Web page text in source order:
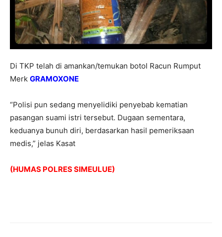
Di TKP telah di amankan/temukan botol Racun Rumput
Merk GRAMOXONE
“Polisi pun sedang menyelidiki penyebab kematian
pasangan suami istri tersebut. Dugaan sementara,
keduanya bunuh diri, berdasarkan hasil pemeriksaan
medis,” jelas Kasat
(HUMAS POLRES SIMEULUE)